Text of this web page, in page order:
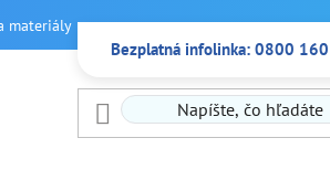
Bezplatná infolinka: 0800
materiály